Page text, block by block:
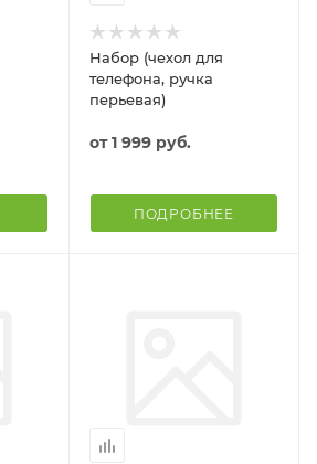
Набор (чехол для
телефона, ручка
перьевая)
от1 999 руб.
ПОДРОБНЕЕ